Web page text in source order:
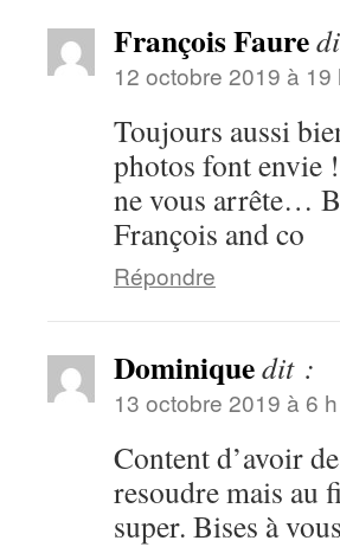
François Faure
12 octobre 2019 à 19
Toujours aussi
photos font envie
ne vous arrête…
François and co
Répondre
Dominiquedit :
13 octobre 2019 à 6
Content d’avoir
resoudre mais au
super. Bises à